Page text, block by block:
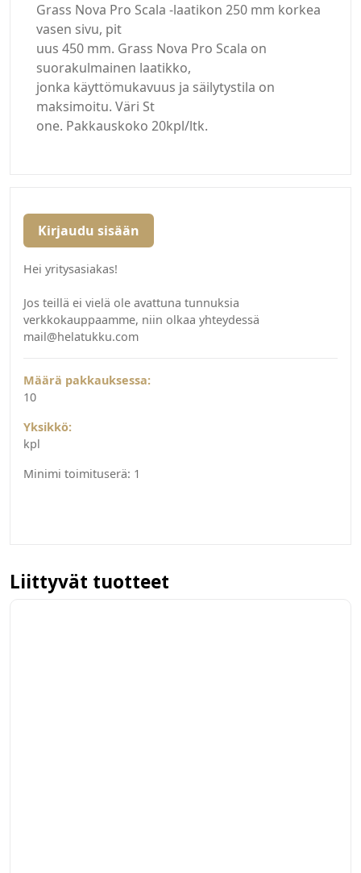
Grass Nova Pro Scala -laatikon 250 mm korkea
vasen sivu, pit
uus 450 mm. Grass Nova Pro Scala on
suorakulmainen laatikko,
jonka käyttömukavuus ja säilytystila on
maksimoitu. Väri St
one. Pakkauskoko 20kpl/ltk.
Kirjaudu sisään
Hei yritysasiakas!
Jos teillä ei vielä ole avattuna tunnuksia
verkkokauppaamme, niin olkaa yhteydessä
mail@helatukku.com
Määrä pakkauksessa:
10
Yksikkö:
kpl
Minimi toimituserä: 1
Liittyvät tuotteet